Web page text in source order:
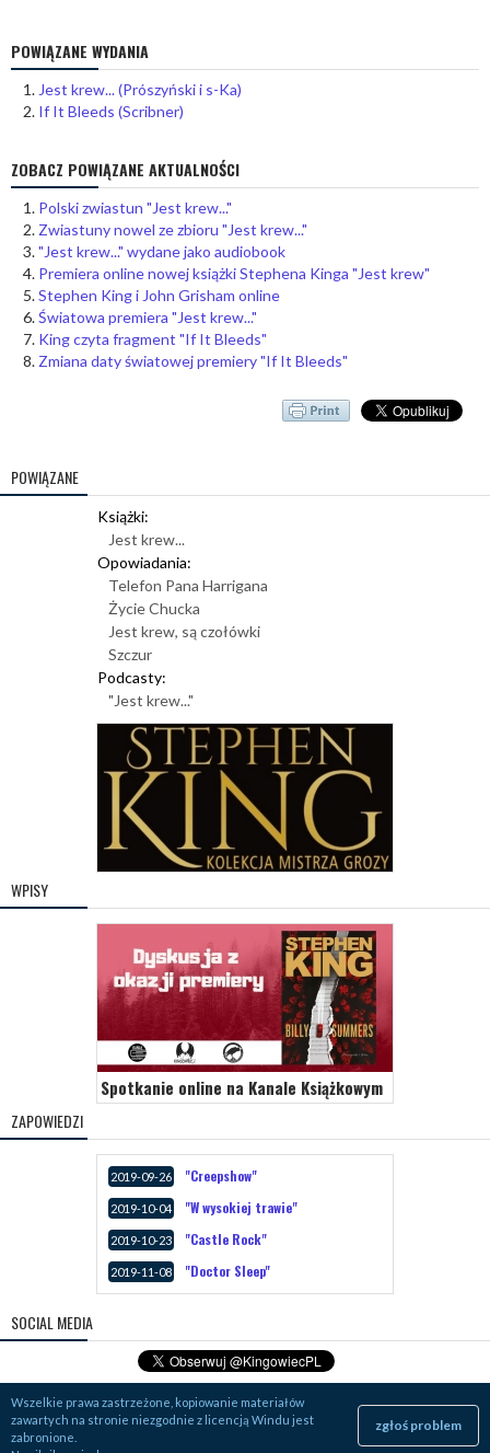
POWIĄZANE WYDANIA
Jest krew... (Prószyński i s-Ka)
If It Bleeds (Scribner)
ZOBACZ POWIĄZANE AKTUALNOŚCI
Polski zwiastun "Jest krew..."
Zwiastuny nowel ze zbioru "Jest krew..."
"Jest krew..." wydane jako audiobook
Premiera online nowej książki Stephena Kinga "Jest krew"
Stephen King i John Grisham online
Światowa premiera "Jest krew..."
King czyta fragment "If It Bleeds"
Zmiana daty światowej premiery "If It Bleeds"
POWIĄZANE
Książki:
Jest krew...
Opowiadania:
Telefon Pana Harrigana
Życie Chucka
Jest krew, są czołówki
Szczur
Podcasty:
"Jest krew..."
WPISY
Spotkanie online na Kanale Książkowym
ZAPOWIEDZI
2019-09-26 "Creepshow"
2019-10-04 "W wysokiej trawie"
2019-10-23 "Castle Rock"
2019-11-08 "Doctor Sleep"
SOCIAL MEDIA
zgłoś problem
Wszelkie prawa zastrzeżone, kopiowanie materiałów
zawartych na stronie niezgodnie z licencją Windu jest
zabronione.